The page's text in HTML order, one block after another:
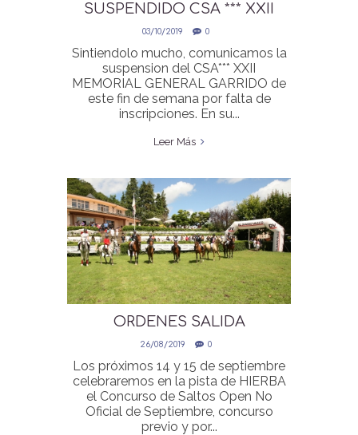
SUSPENDIDO CSA *** XXII
MEMORIAL GARRIDO
03/10/2019 0
Sintiendolo mucho, comunicamos la
suspension del CSA*** XXII
MEMORIAL GENERAL GARRIDO de
este fin de semana por falta de
inscripciones. En su...
Leer Más
ORDENES SALIDA
CONCURSO SALTOS 14 15
SEPTIEMBRE
26/08/2019 0
Los próximos 14 y 15 de septiembre
celebraremos en la pista de HIERBA
el Concurso de Saltos Open No
Oficial de Septiembre, concurso
previo y por...